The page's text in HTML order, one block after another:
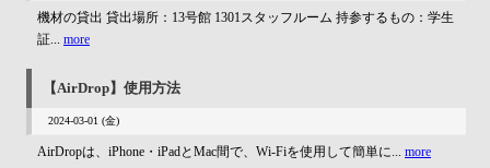
機材の貸出 貸出場所：13号館 1301スタッフルーム 持参するもの：学生
証... more
【AirDrop】使用方法
2024-03-01 (金)
AirDropは、iPhone・iPadとMac間で、Wi-Fiを使用して簡単に... more